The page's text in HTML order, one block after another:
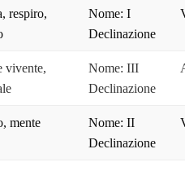
respiro,
Nome: I
Declinazione
vivente,
Nome: III
Declinazione
mente
Nome: II
Declinazione